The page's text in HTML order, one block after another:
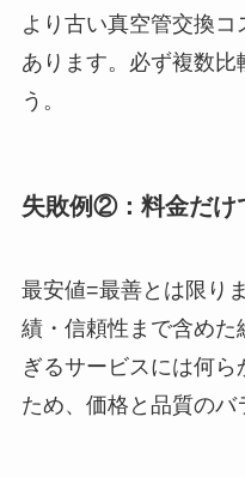
より古い真空管交換
あります。必ず複数比
う。
失敗例②：料金だけ
最安値=最善とは限り
績・信頼性まで含め
ぎるサービスには何
ため、価格と品質のバ